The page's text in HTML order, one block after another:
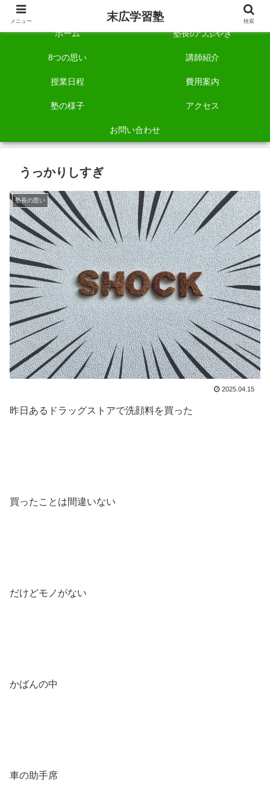
自称「一宮でいちばん塾で勉強させる塾」です。
ホーム 塾長のつぶやき
8つの思い 講師紹介
授業日程 費用案内
塾の様子 アクセス
お問い合わせ
うっかりしすぎ
塾長の思い
2025.04.15
昨日あるドラッグストアで洗顔料を買った
買ったことは間違いない
だけどモノがない
かばんの中
車の助手席
メニュー 末広学習塾 検索